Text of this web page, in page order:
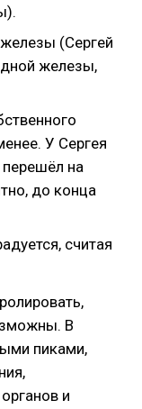
(Сергей
железы,
У Сергея
перешёл на
до конца
считая
В
пиками,
и